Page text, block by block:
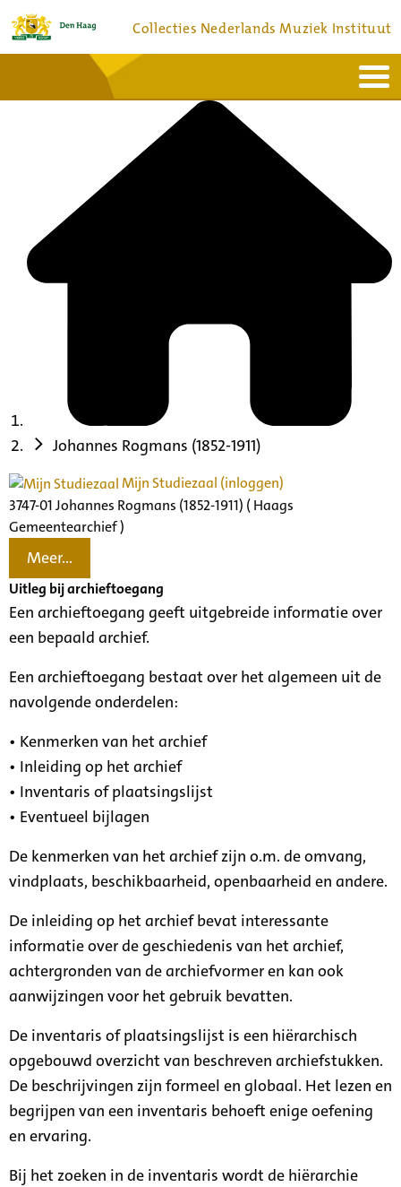
Collecties Nederlands Muziek Instituut
Bronnen en collecties
Johannes Rogmans (1852-1911)
Mijn Studiezaal (inloggen)
3747-01 Johannes Rogmans (1852-1911) ( Haags
Gemeentearchief )
Meer...
Uitleg bij archieftoegang
Een archieftoegang geeft uitgebreide informatie over
een bepaald archief.
Een archieftoegang bestaat over het algemeen uit de
navolgende onderdelen:
• Kenmerken van het archief
• Inleiding op het archief
• Inventaris of plaatsingslijst
• Eventueel bijlagen
De kenmerken van het archief zijn o.m. de omvang,
vindplaats, beschikbaarheid, openbaarheid en andere.
De inleiding op het archief bevat interessante
informatie over de geschiedenis van het archief,
achtergronden van de archiefvormer en kan ook
aanwijzingen voor het gebruik bevatten.
De inventaris of plaatsingslijst is een hiërarchisch
opgebouwd overzicht van beschreven archiefstukken.
De beschrijvingen zijn formeel en globaal. Het lezen en
begrijpen van een inventaris behoeft enige oefening
en ervaring.
Bij het zoeken in de inventaris wordt de hiërarchie